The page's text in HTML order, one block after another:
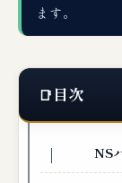
ます。
目次
NS